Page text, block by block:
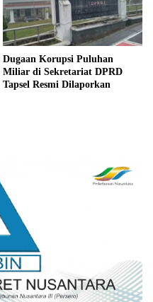
Dugaan Korupsi Puluhan
Miliar di Sekretariat DPRD
Tapsel Resmi Dilaporkan